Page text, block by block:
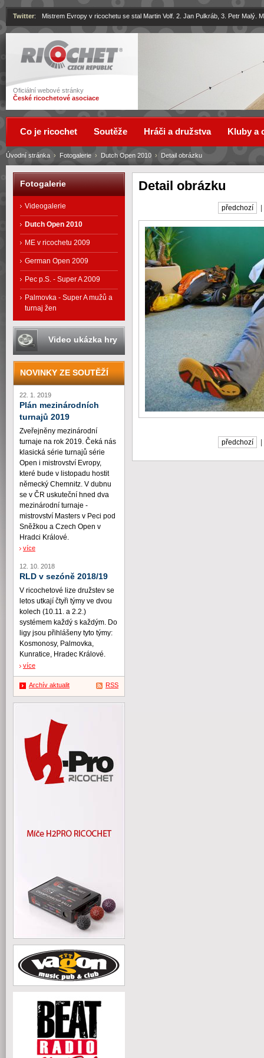
Ricochet
Oficiální webové stránky
České ricochetové asociace
Twitter: Mistrem Evropy v ricochetu se stal Martin Volf. 2. Jan Pulkráb, 3. Petr Malý.
Detail obrázku
předchozí
předchozí
Úvodní stránka › Fotogalerie › Dutch Open 2010 › Detail obrázku
Co je ricochet Soutěže Hráči a družstva Kluby a
Fotogalerie
Videogalerie
Dutch Open 2010
ME v ricochetu 2009
German Open 2009
Pec p.S. - Super A 2009
Palmovka - Super A mužů a
turnaj žen
Video ukázka hry
NOVINKY ZE SOUTĚŽÍ
22. 1. 2019
Plán mezinárodních
turnajů 2019
Zveřejněny mezinárodní
turnaje na rok 2019. Čeká nás
klasická série turnajů série
Open i mistrovství Evropy,
které bude v listopadu hostit
německý Chemnitz. V dubnu
se v ČR uskuteční hned dva
mezinárodní turnaje -
mistrovství Masters v Peci pod
Sněžkou a Czech Open v
Hradci Králové.
více
12. 10. 2018
RLD v sezóně 2018/19
V ricochetové lize družstev se
letos utkají čtyři týmy ve dvou
kolech (10.11. a 2.2.)
systémem každý s každým. Do
ligy jsou přihlášeny tyto týmy:
Kosmonosy, Palmovka,
Kunratice, Hradec Králové.
více
Archív aktualit RSS